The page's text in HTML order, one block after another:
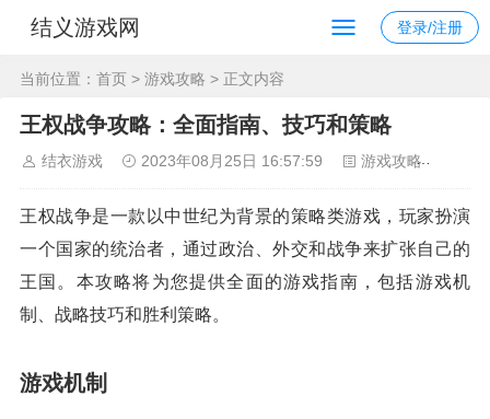
结义游戏网 登录/注册
当前位置： 首页 > 游戏攻略 > 正文内容
王权战争攻略：全面指南、技巧和策略
结衣游戏 2023年08月25日 16:57:59 游戏攻略
王权战争是一款以中世纪为背景的策略类游戏，玩家扮演
一个国家的统治者，通过政治、外交和战争来扩张自己的
王国。本攻略将为您提供全面的游戏指南，包括游戏机
制、战略技巧和胜利策略。
游戏机制